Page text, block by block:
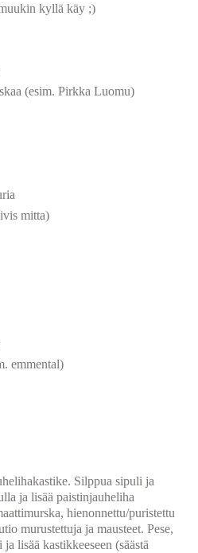
kyllä käy ;)
(esim. Pirkka Luomu)
mitta)
emmental)
Silppua sipuli ja
ja lisää paistinjauheliha
hienonnettu/puristettu
murustettuja ja mausteet. Pese,
lisää kastikkeeseen (säästä